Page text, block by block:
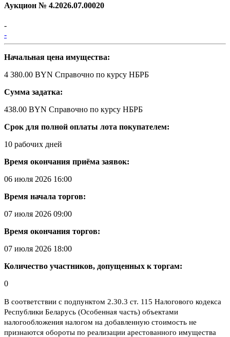
Аукцион № 4.2026.07.00020
-
-
Начальная цена имущества:
4 380.00 BYN Справочно по курсу НБРБ
Сумма задатка:
438.00 BYN Справочно по курсу НБРБ
Срок для полной оплаты лота покупателем:
10 рабочих дней
Время окончания приёма заявок:
06 июля 2026 16:00
Время начала торгов:
07 июля 2026 09:00
Время окончания торгов:
07 июля 2026 18:00
Количество участников, допущенных к торгам:
0
В соответствии с подпунктом 2.30.3 ст. 115 Налогового кодекса
Республики Беларусь (Особенная часть) объектами
налогообложения налогом на добавленную стоимость не
признаются обороты по реализации арестованного имущества